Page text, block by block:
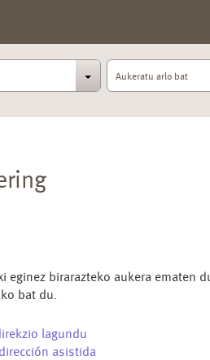
Aukeratu arlo bat
eginez birarazteko aukera ematen
bat du.
lagundu
dirección asistida